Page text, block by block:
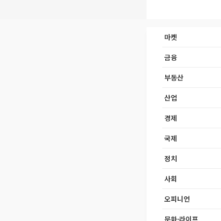
마켓
금융
부동산
산업
경제
국제
정치
사회
오피니언
문화·라이프